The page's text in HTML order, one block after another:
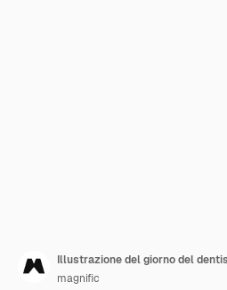
Illustrazione del giorno del
magnific